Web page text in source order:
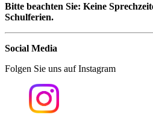
Bitte beachten Sie: Keine
Schulferien.
Social Media
Folgen Sie uns auf Instagram